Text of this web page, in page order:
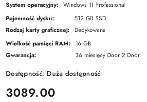
System operacyjny:
Windows 11 Professional
Pojemność dysku:
512 GB SSD
Rodzaj karty graficznej:
Dedykowana
Wielkość pamięci RAM:
16 GB
Gwarancja:
36 miesięcy Door 2 Door
Dostępność: Duża dostępność
cena:
3089.00